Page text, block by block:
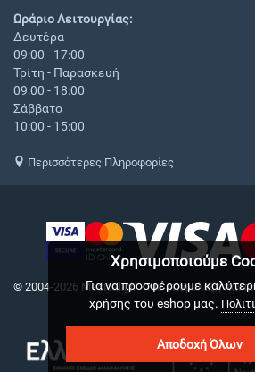
Ωράριο Λειτουργίας:
Δευτέρα
09:00 - 17:00
Τρίτη - Παρασκευή
09:00 - 18:00
Σάββατο
10:00 - 15:00
Περισσότερες Πληροφορίες
© 2004-2026 Medical.gr. - Με επιφύλαξη
Χρησιμοποιούμε
Για να προσφέρουμε
χρήσης του eshop μας.
Αποδοχή Όλων